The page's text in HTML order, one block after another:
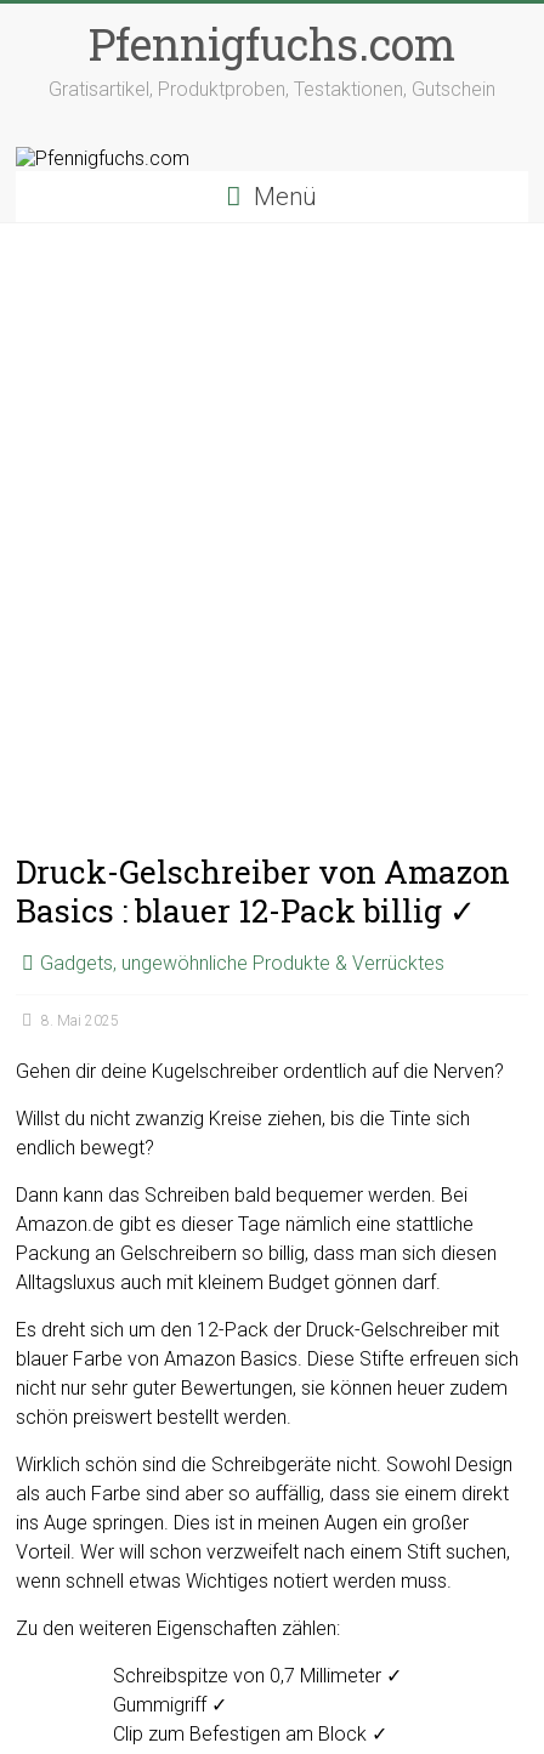
Pfennigfuchs.com
Gratisartikel, Produktproben, Testaktionen, Gutschein
Menü
Druck-Gelschreiber von Amazon
Basics : blauer 12-Pack billig ✓
Gadgets, ungewöhnliche Produkte & Verrücktes
8. Mai 2025
Gehen dir deine Kugelschreiber ordentlich auf die Nerven?
Willst du nicht zwanzig Kreise ziehen, bis die Tinte sich
endlich bewegt?
Dann kann das Schreiben bald bequemer werden. Bei
Amazon.de gibt es dieser Tage nämlich eine stattliche
Packung an Gelschreibern so billig, dass man sich diesen
Alltagsluxus auch mit kleinem Budget gönnen darf.
Es dreht sich um den 12-Pack der Druck-Gelschreiber mit
blauer Farbe von Amazon Basics. Diese Stifte erfreuen sich
nicht nur sehr guter Bewertungen, sie können heuer zudem
schön preiswert bestellt werden.
Wirklich schön sind die Schreibgeräte nicht. Sowohl Design
als auch Farbe sind aber so auffällig, dass sie einem direkt
ins Auge springen. Dies ist in meinen Augen ein großer
Vorteil. Wer will schon verzweifelt nach einem Stift suchen,
wenn schnell etwas Wichtiges notiert werden muss.
Zu den weiteren Eigenschaften zählen:
Schreibspitze von 0,7 Millimeter ✓
Gummigriff ✓
Clip zum Befestigen am Block ✓